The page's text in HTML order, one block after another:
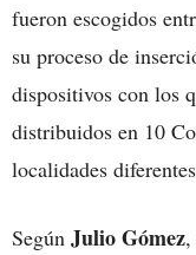
fueron escogidos
su proceso de
dispositivos con los
distribuidos en 10
localidades
Según Julio Gómez